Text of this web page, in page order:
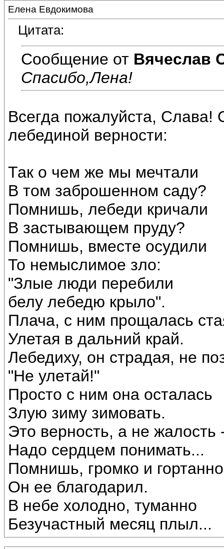
Елена Евдокимова
Цитата:
Сообщение от Вячеслав
Спасибо,Лена!
Всегда пожалуйста, Слава!
лебединой верности:
Так о чем же мы мечтали
В том заброшенном саду?
Помнишь, лебеди кричали
В застывающем пруду?
Помнишь, вместе осудили
То немыслимое зло:
"Злые люди перебили
белу лебедю крыло".
Плача, с ним прощалась
Улетая в дальний край.
Лебедиху, он страдая, не
"Не улетай!"
Просто с ним она осталась
Злую зиму зимовать.
Это верность, а не жалость
Надо сердцем понимать...
Помнишь, громко и гортанно
Он ее благодарил.
В небе холодно, туманно
Безучастный месяц плыл...